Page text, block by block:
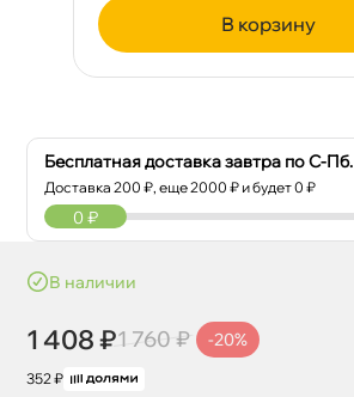
корзину
Бесплатная доставка завтра по С-Пб.
Доставка200 ₽, еще2000 ₽ и будет 0 ₽
0 ₽
наличии
1 408 ₽1 760 ₽ -20%
352 ₽